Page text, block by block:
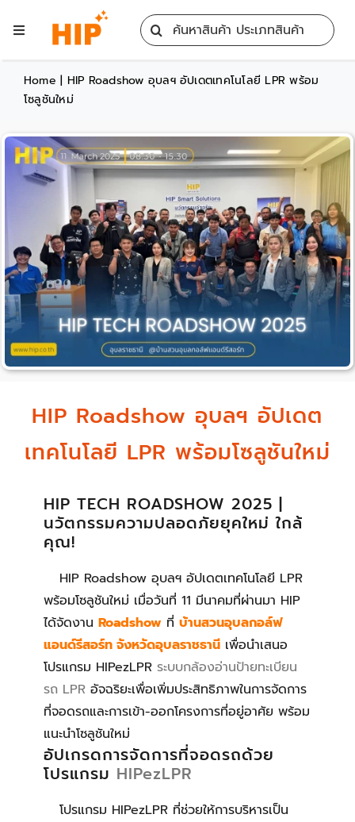
Toggle
Home
Training
Services
Contact
Search
for:
Home | HIP Roadshow อุบลฯ อัปเดตเทคโนโลยี LPR พร้อม
โซลูชันใหม่
HIP Roadshow อุบลฯ อัปเดต
เทคโนโลยี LPR พร้อมโซลูชันใหม่
HIP TECH ROADSHOW 2025 |
นวัตกรรมความปลอดภัยยุคใหม่ ใกล้
คุณ!
HIP Roadshow อุบลฯ อัปเดตเทคโนโลยี LPR
พร้อมโซลูชันใหม่ เมื่อวันที่ 11 มีนาคมที่ผ่านมา HIP
ได้จัดงานRoadshow ที่บ้านสวนอุบลกอล์ฟ
แอนด์รีสอร์ท จังหวัดอุบลราชธานี เพื่อนำเสนอ
โปรแกรม HIPezLPRระบบกล้องอ่านป้ายทะเบียน
รถ LPR อัจฉริยะเพื่อเพิ่มประสิทธิภาพในการจัดการ
ที่จอดรถและการเข้า-ออกโครงการที่อยู่อาศัย พร้อม
แนะนำโซลูชันใหม่
อัปเกรดการจัดการที่จอดรถด้วย
โปรแกรม HIPezLPR
โปรแกรม HIPezLPR ที่ช่วยให้การบริหารเป็น